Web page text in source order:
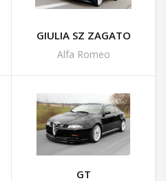
GIULIA SZ ZAGATO
Alfa Romeo
GT